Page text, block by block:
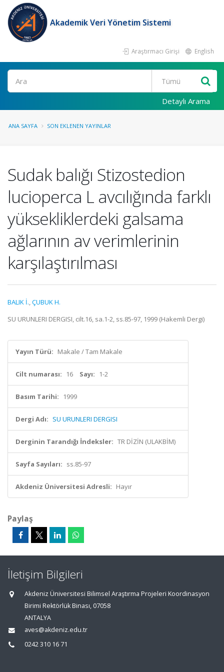
Akademik Veri Yönetim Sistemi
Araştırmacı Girişi English
Ara
Detaylı Arama
ANA SAYFA SON EKLENEN YAYINLAR
Sudak balığı Stizostedion
lucioperca L avcılığında farklı
yüksekliklerdeki galsama
ağlarının av verimlerinin
karşılaştırılması
BALIK İ.,ÇUBUK H.
SU URUNLERI DERGISI, cilt.16, sa.1-2, ss.85-97, 1999 (Hakemli Dergi)
Yayın Türü: Makale / Tam Makale
Cilt numarası: 16 Sayı: 1-2
Basım Tarihi: 1999
Dergi Adı: SU URUNLERI DERGISI
Derginin Tarandığı İndeksler: TR DİZİN (ULAKBİM)
Sayfa Sayıları: ss.85-97
Akdeniz Üniversitesi Adresli: Hayır
Paylaş
İletişim Bilgileri
Akdeniz Üniversitesi Bilimsel Araştırma Projeleri Koordinasyon
Birimi Rektörlük Binası, 07058
ANTALYA
aves@akdeniz.edu.tr
0242 310 16 71